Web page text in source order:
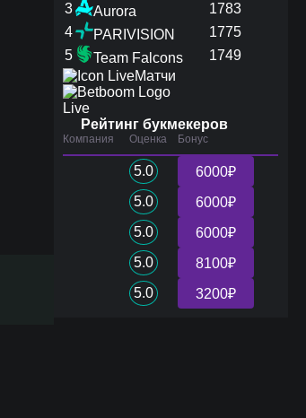
3
Aurora
1783
4
PARIVISION
1775
5
Team Falcons
1749
Матчи
Live
Рейтинг букмекеров
Компания Оценка Бонус
5.0
6000₽
5.0
6000₽
5.0
6000₽
5.0
8100₽
5.0
3200₽